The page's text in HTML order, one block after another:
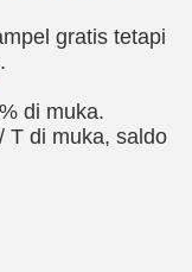
gratis tetapi
di muka.
T di muka, saldo